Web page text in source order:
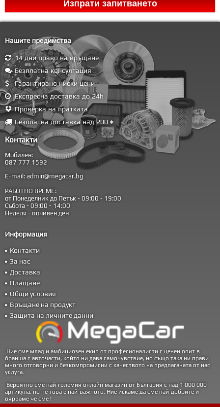
Нашите предимства
14 дни право на връщане
Безплатна консултация
Гарантирано ниски цени
Експресна доставка до 24h
Проверка на пратката
Безплатна доставка над 200 €
Контакти
Мобилен:
087 777 1592
E-mail: admin@megacar.bg
РАБОТНО ВРЕМЕ:
от Понеделник до Петък - 09:00 - 19:00
Събота - 09:00 - 14:00
Неделя - почивен ден
Информация
Контакти
За нас
Доставка
Плащане
Общи условия
Връщане на продукт
Защита на личните данни
Ние сме млад и амбициозен екип от професионалисти с ценен опит в
бранша с авточасти, който ни дава самочувствие, но също така ни прави
много отговорни и безкомпромисни с качеството на предлаганата от нас
услуга.
Вероятно сме най-големия онлайн магазин от България с над 1 000 000
артикула, но не това е най-важното. Ние искаме да сме най-добрите и
вярваме че сме !